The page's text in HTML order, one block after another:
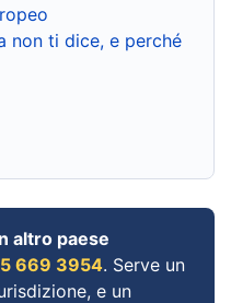
non ti dice, e perché
altro paese
669 3954. Serve un
e un